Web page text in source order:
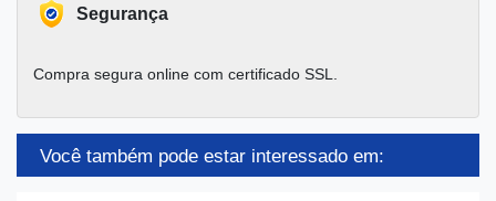
Segurança
Compra segura online com certificado SSL.
Você também pode estar interessado em: